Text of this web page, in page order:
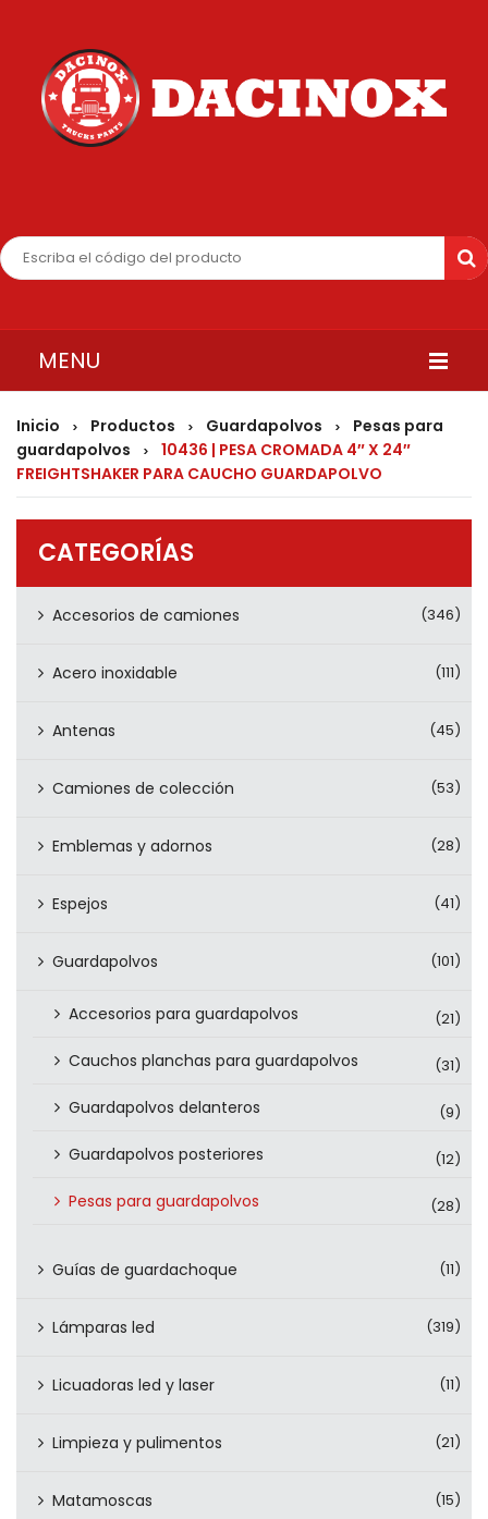
MENU
INICIO
QUIENES SOMOS
PRODUCTOS
CONTÁCTENOS
Inicio > Productos > Guardapolvos >
Pesas para
guardapolvos
>
10436 | PESA CROMADA 4″ X 24″
FREIGHTSHAKER PARA CAUCHO GUARDAPOLVO
CATEGORÍAS
Accesorios de camiones (346)
Acero inoxidable (111)
Antenas (45)
Camiones de colección (53)
Emblemas y adornos (28)
Espejos (41)
Guardapolvos (101)
Accesorios para guardapolvos (21)
Cauchos planchas para guardapolvos (31)
Guardapolvos delanteros (9)
Guardapolvos posteriores (12)
Pesas para guardapolvos (28)
Guías de guardachoque (11)
Lámparas led (319)
Licuadoras led y laser (11)
Limpieza y pulimentos (21)
Matamoscas (15)